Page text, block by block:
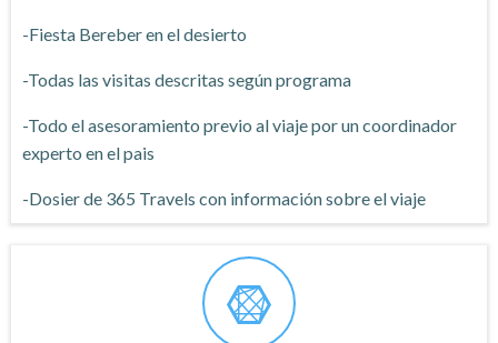
-Fiesta Bereber en el desierto
-Todas las visitas descritas según programa
-Todo el asesoramiento previo al viaje por un coordinador
experto en el pais
-Dosier de 365 Travels con información sobre el viaje